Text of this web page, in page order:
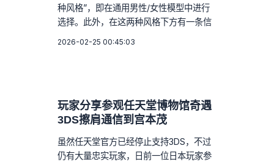
种风格”，即在通用男性/女性模型中进行
选择。此外，在这两种风格下方有一条信
2026-02-25 00:45:03
玩家分享参观任天堂博物馆奇遇
3DS擦肩通信到宫本茂
虽然任天堂官方已经停止支持3DS，不过
仍有大量忠实玩家，日前一位日本玩家参